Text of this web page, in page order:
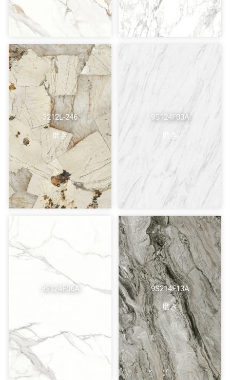
3212L-246
磨き
9S124F03A
磨き
9S124F06A
9S214F13A
磨き